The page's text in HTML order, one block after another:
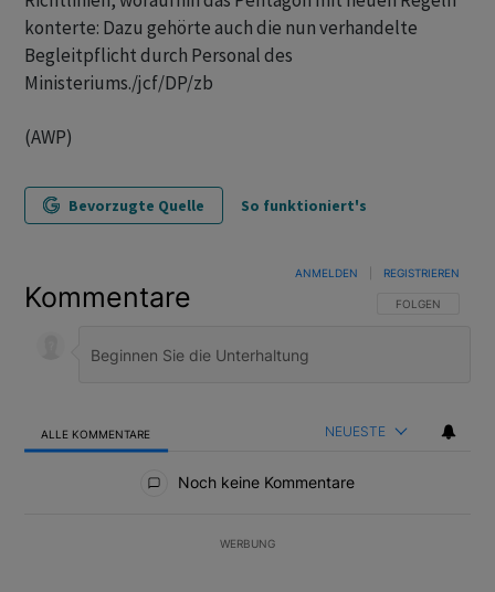
konterte: Dazu gehörte auch die nun verhandelte
Begleitpflicht durch Personal des
Ministeriums./jcf/DP/zb
(AWP)
Bevorzugte Quelle So funktioniert's
Kommentare FOLGE DIESER
FOLGEN
ANMELDEN REGISTRIEREN
ALLE KOMMENTARE NEUESTE
Noch keine Kommentare
WERBUNG